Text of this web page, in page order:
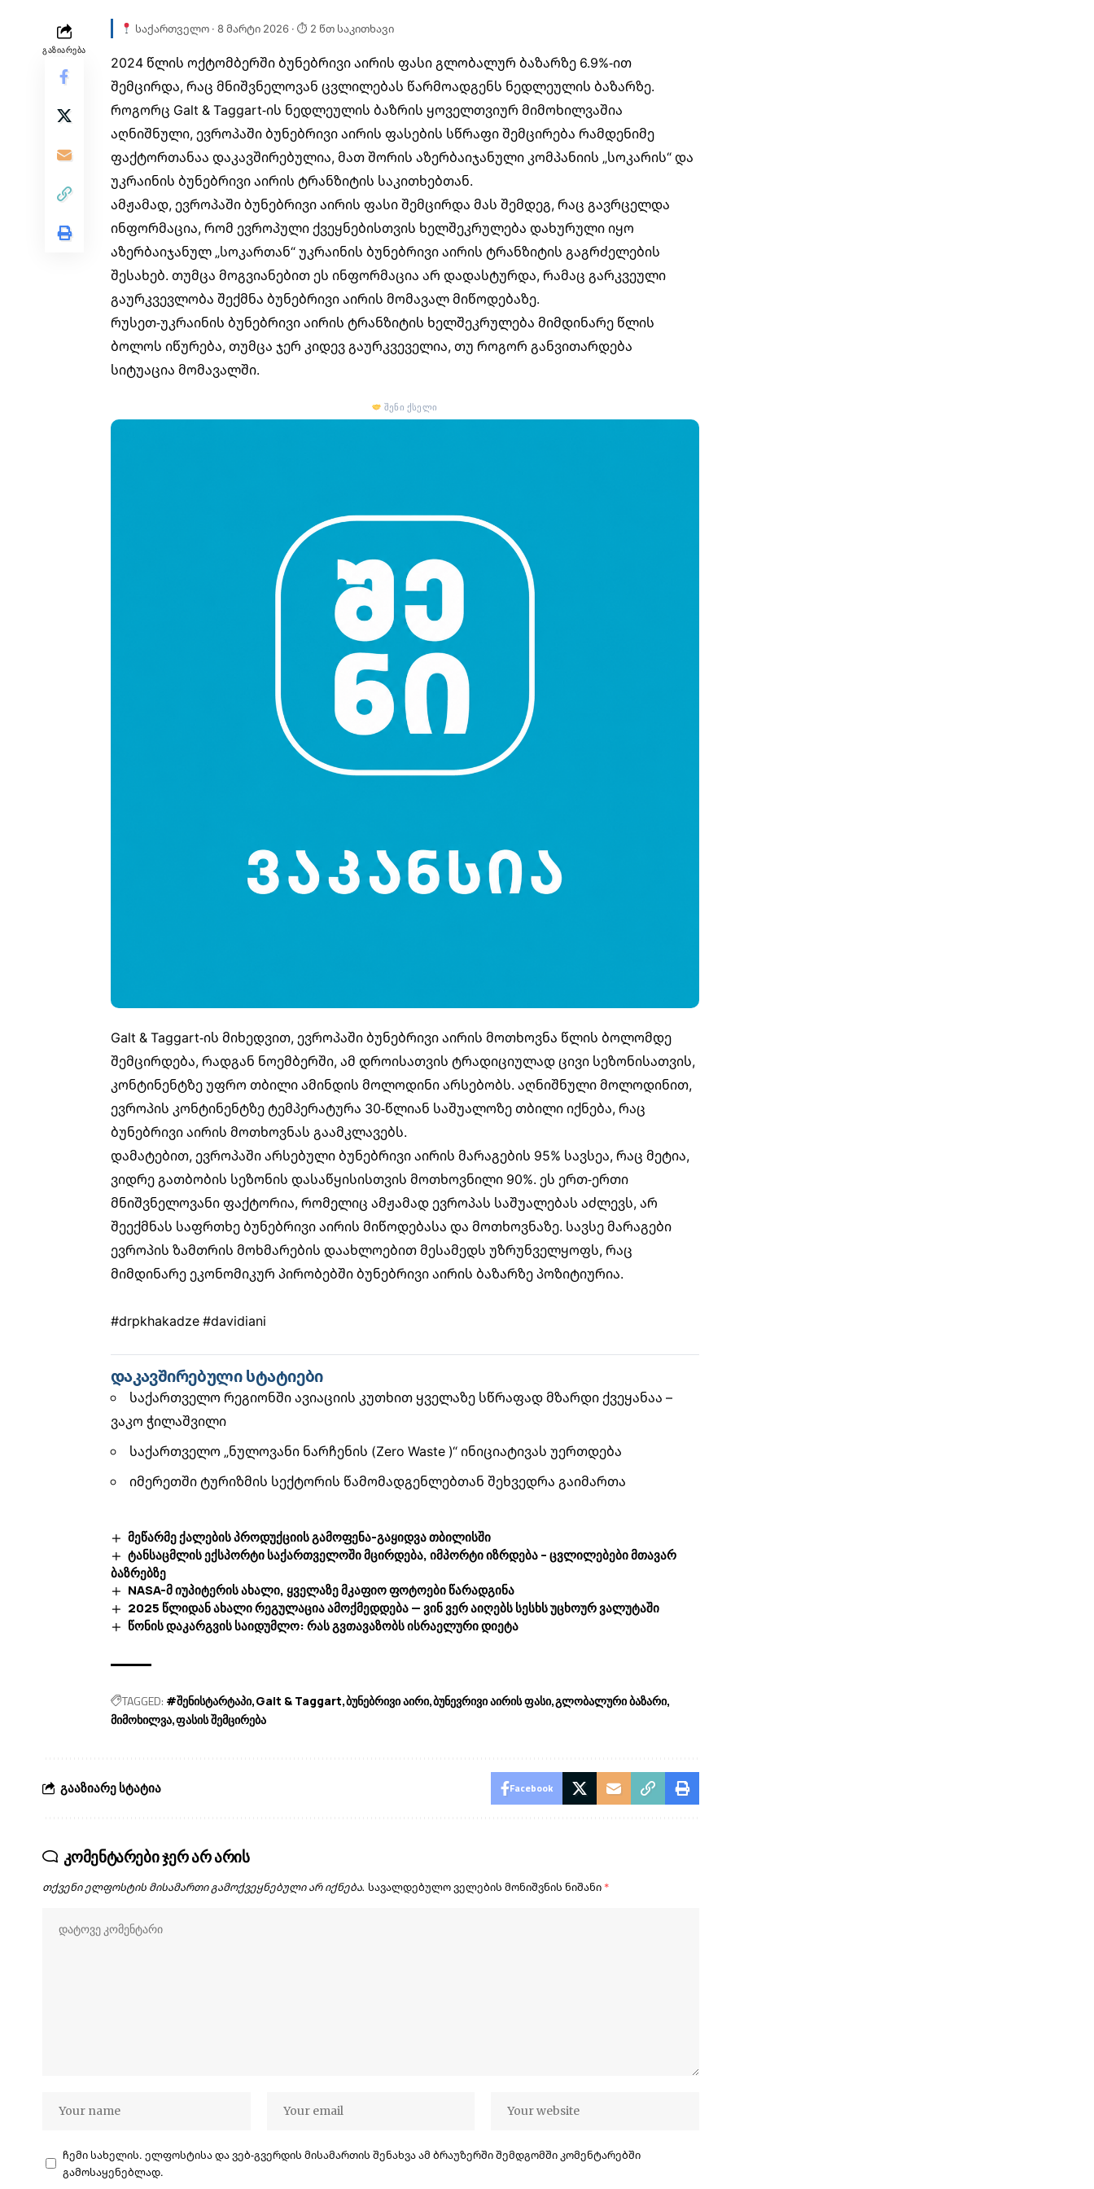
ᲒᲐᲖᲘᲐᲠᲔᲑᲐ
საქართველო · 8 მარტი 2026 · ⏱ 2 წთ საკითხავი
2024 წლის ოქტომბერშიბუნებრივი აირის ფასიგლობალურ ბაზარზე 6.9%-ით
შემცირდა, რაც მნიშვნელოვან ცვლილებას წარმოადგენს ნედლეულის ბაზარზე.
როგორც Galt & Taggart-ის ნედლეულის ბაზრის ყოველთვიურ მიმოხილვაშია
აღნიშნული, ევროპაში ბუნებრივი აირის ფასების სწრაფი შემცირება რამდენიმე
ფაქტორთანაა დაკავშირებულია, მათ შორის აზერბაიჯანული კომპანიის „სოკარის“ და
უკრაინის ბუნებრივი აირის ტრანზიტის საკითხებთან.
ამჟამად, ევროპაში ბუნებრივი აირის ფასი შემცირდა მას შემდეგ, რაც გავრცელდა
ინფორმაცია, რომ ევროპული ქვეყნებისთვის ხელშეკრულება დახურული იყო
აზერბაიჯანულ „სოკართან“ უკრაინის ბუნებრივი აირის ტრანზიტის გაგრძელების
შესახებ. თუმცა მოგვიანებით ეს ინფორმაცია არ დადასტურდა, რამაც გარკვეული
გაურკვევლობა შექმნა ბუნებრივი აირის მომავალ მიწოდებაზე.
რუსეთ-უკრაინის ბუნებრივი აირის ტრანზიტის ხელშეკრულება მიმდინარე წლის
ბოლოს იწურება, თუმცა ჯერ კიდევ გაურკვეველია, თუ როგორ განვითარდება
სიტუაცია მომავალში.
შენი ქსელი
Galt & Taggart-ის მიხედვით, ევროპაში ბუნებრივი აირის მოთხოვნა წლის ბოლომდე
შემცირდება, რადგან ნოემბერში, ამ დროისათვის ტრადიციულად ცივი სეზონისათვის,
კონტინენტზე უფრო თბილი ამინდის მოლოდინი არსებობს. აღნიშნული მოლოდინით,
ევროპის კონტინენტზე ტემპერატურა 30-წლიან საშუალოზე თბილი იქნება, რაც
ბუნებრივი აირის მოთხოვნას გაამკლავებს.
დამატებით, ევროპაში არსებული ბუნებრივი აირის მარაგების 95% სავსეა, რაც მეტია,
ვიდრე გათბობის სეზონის დასაწყისისთვის მოთხოვნილი 90%. ეს ერთ-ერთი
მნიშვნელოვანი ფაქტორია, რომელიც ამჟამად ევროპას საშუალებას აძლევს, არ
შეექმნას საფრთხე ბუნებრივი აირის მიწოდებასა და მოთხოვნაზე. სავსე მარაგები
ევროპის ზამთრის მოხმარების დაახლოებით მესამედს უზრუნველყოფს, რაც
მიმდინარე ეკონომიკურ პირობებში ბუნებრივი აირის ბაზარზე პოზიტიურია.
#drpkhakadze #davidiani
დაკავშირებული სტატიები
საქართველო რეგიონში ავიაციის კუთხით ყველაზე სწრაფად მზარდი ქვეყანაა –
ვაკო ჭილაშვილი
საქართველო „ნულოვანი ნარჩენის (Zero Waste )“ ინიციატივას უერთდება
იმერეთში ტურიზმის სექტორის წამომადგენლებთან შეხვედრა გაიმართა
მეწარმე ქალების პროდუქციის გამოფენა-გაყიდვა თბილისში
ტანსაცმლის ექსპორტი საქართველოში მცირდება, იმპორტი იზრდება – ცვლილებები მთავარ
ბაზრებზე
NASA-მ იუპიტერის ახალი, ყველაზე მკაფიო ფოტოები წარადგინა
2025 წლიდან ახალი რეგულაცია ამოქმედდება — ვინ ვერ აიღებს სესხს უცხოურ ვალუტაში
წონის დაკარგვის საიდუმლო: რას გვთავაზობს ისრაელური დიეტა
TAGGED: #შენისტარტაპი Galt & Taggart ბუნებრივი აირი ბუნევრივი აირის ფასი გლობალური ბაზარი
მიმოხილვა ფასის შემცირება
გააზიარე სტატია Facebook
კომენტარები ჯერ არ არის
თქვენი ელფოსტის მისამართი გამოქვეყნებული არ იქნება. სავალდებულო ველების მონიშვნის ნიშანი *
ჩემი სახელის. ელფოსტისა და ვებ-გვერდის მისამართის შენახვა ამ ბრაუზერში შემდგომში კომენტარებში
გამოსაყენებლად.